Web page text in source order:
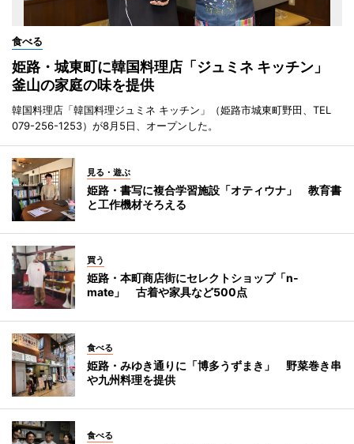
食べる
姫路・城東町に韓国料理店「ジュミネ キッチン」
釜山の家庭の味を提供
韓国料理店「韓国料理ジュミネ キッチン」（姫路市城東町野田、TEL
079-256-1253）が8月5日、オープンした。
見る・遊ぶ
姫路・書写に複合学習施設「オティウナ」 教育書
と工作機材そろえる
買う
姫路・本町商店街にセレクトショップ「n-
mate」 古着や家具など500点
食べる
姫路・みゆき通りに「博多うずまき」 野菜巻き串
や九州料理を提供
食べる